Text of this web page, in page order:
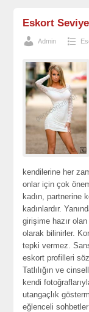
Eskort
Admin
kendilerine her
onlar için çok
kadın, partnerine
kadınlardır.
girişime hazır
olarak bilinirler.
tepki vermez.
eskort profilleri
Tatlılığın ve
kendi
utangaçlık
eğlenceli